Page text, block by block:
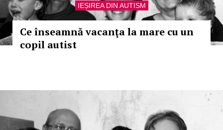
IEȘIREA DIN AUTISM
Ce înseamnă vacanţa la mare cu un
copil autist